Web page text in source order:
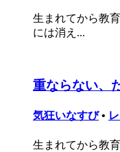
生まれてから教
には消え...
重ならない、
気狂いなすび •
生まれてから教